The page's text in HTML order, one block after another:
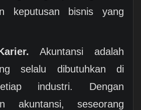
keputusan bisnis yang
Akuntansi adalah
selalu dibutuhkan di
industri. Dengan
akuntansi, seseorang